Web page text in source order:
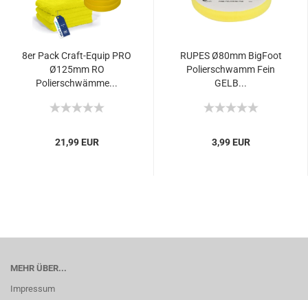
8er Pack Craft-Equip PRO
Ø125mm RO
Polierschwämme...
21,99 EUR
RUPES Ø80mm BigFoot
Polierschwamm Fein
GELB...
3,99 EUR
MEHR ÜBER...
Impressum